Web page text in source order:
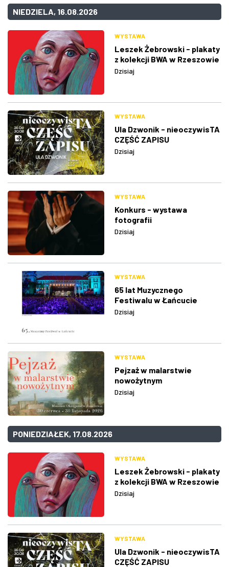
NIEDZIELA, 16.08.2026
WYSTAWA
Leszek Żebrowski - plakaty
z kolekcji BWA w Rzeszowie
Dzisiaj
WYSTAWA
Ula Dzwonik - nieoczywisTA
CZĘŚĆ ZAPISU
Dzisiaj
WYSTAWA
Konkurs - wystawa
fotografii
Dzisiaj
WYSTAWA
65 lat Muzycznego
Festiwalu w Łańcucie
Dzisiaj
WYSTAWA
Pejzaż w malarstwie
nowożytnym
Dzisiaj
PONIEDZIAŁEK, 17.08.2026
WYSTAWA
Leszek Żebrowski - plakaty
z kolekcji BWA w Rzeszowie
Dzisiaj
WYSTAWA
Ula Dzwonik - nieoczywisTA
CZĘŚĆ ZAPISU